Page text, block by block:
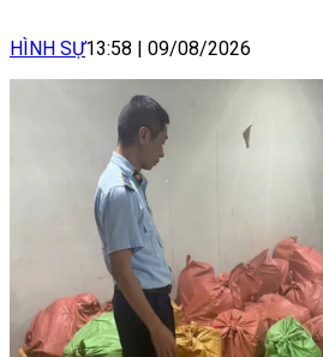
HÌNH SỰ13:58 09/08/2026